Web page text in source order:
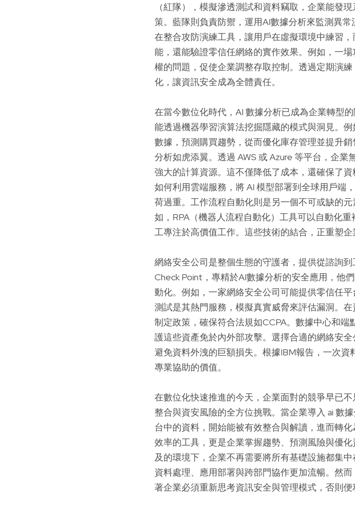
（紅隊），模擬滲透測試和資料竊取，企業能發
策。藍隊則負責防禦，運用AI數據分析來監測異
在整合攻防演練工具，讓用戶在虛擬環境中練習
能，還能驗證零信任網絡的實作效果。例如，一
權的問題，促使企業調整存取控制。透過定期演
化，讓資訊安全成為全體責任。
在當今數位化時代，AI 數據分析已成為企業轉型
能透過機器學習演算法挖掘隱藏的模式與洞見。
數據，預測購買趨勢，從而優化庫存管理並提升
分析如虎添翼。透過 AWS 或 Azure 等平台，企
強大的計算資源。這不僅降低了成本，還確保了
如何利用雲端服務，將 AI 模型部署到全球用戶端
荷過重。工作流程自動化則是另一個不可或缺的
如，RPA（機器人流程自動化）工具可以自動化
工專注於高價值工作。這些技術的結合，正重塑企
網絡安全公司是整個生態的守護者，提供從諮詢
Check Point，專精於AI數據分析的安全應用，他
動化。例如，一家網絡安全公司可能提供零信任
測試是其熱門服務，模擬真實威脅來評估漏洞。
制定政策，確保符合法規如CCPA。數據中心和
護這些資產免於內外部攻擊。選擇合適的網絡安
避免資料外洩的巨額損失。根據IBM報告，一次
專業協助的價值。
在數位化快速推進的今天，企業面對的競爭早已
整合與資安風險的全方位挑戰。當企業導入 ai 數
台中的資料，開始能被有效整合與解讀，進而轉
效率的工具，更是企業掌握趨勢、預測風險與優
及的環境下，企業不再需要將所有基礎設施都集
資料處理、應用部署與跨部門協作更加流暢。然
著企業必須重新思考資訊安全與管理模式，否則便